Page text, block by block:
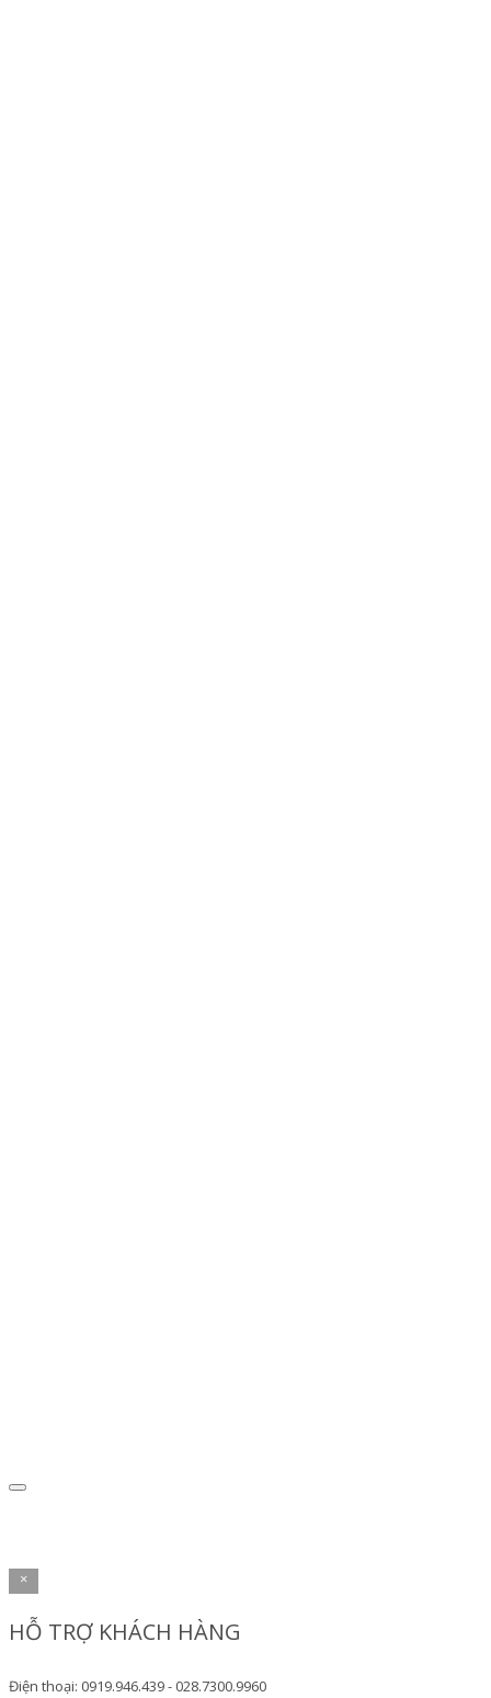
×
HỖ TRỢ KHÁCH HÀNG
Điện thoại: 0919.946.439 - 028.7300.9960